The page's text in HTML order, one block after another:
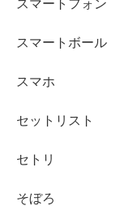
スマートフォン
スマートボール
スマホ
セットリスト
セトリ
そぼろ